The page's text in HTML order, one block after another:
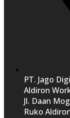
PT. Jago
Aldiron
Jl. Daan
Ruko